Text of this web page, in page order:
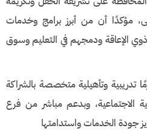
مؤكدًا أن من أبرز برامج وخدمات
الإعاقة ودمجهم في التعليم وسوق
تدريبية وتأهيلية متخصصة بالشراكة
الاجتماعية، وبدعم مباشر من فرع
جودة الخدمات واستدامتها